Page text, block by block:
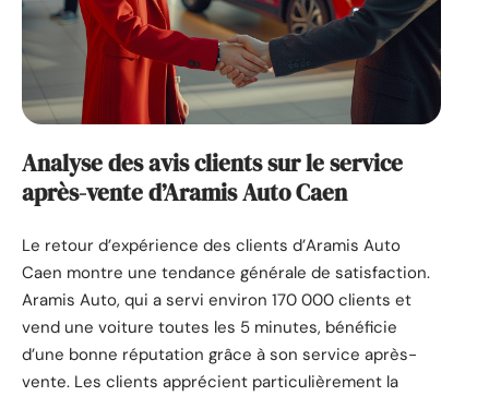
Analyse des avis clients sur le service
après-vente d’Aramis Auto Caen
Le retour d’expérience des clients d’Aramis Auto
Caen montre une tendance générale de satisfaction.
Aramis Auto, qui a servi environ 170 000 clients et
vend une voiture toutes les 5 minutes, bénéficie
d’une bonne réputation grâce à son service après-
vente. Les clients apprécient particulièrement la